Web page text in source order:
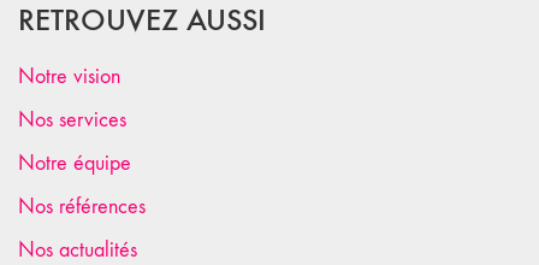
RETROUVEZ AUSSI
Notre vision
Nos services
Notre équipe
Nos références
Nos actualités